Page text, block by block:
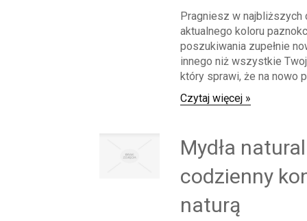
Pragniesz w najbliższych
aktualnego koloru
poszukiwania zupełnie
innego niż wszystkie
który sprawi, że na nowo
Czytaj więcej »
Mydła
codzienny
naturą